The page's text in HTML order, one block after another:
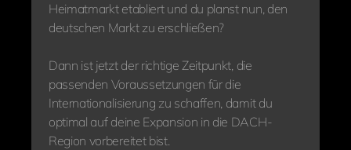
Heimatmarkt etabliert und du planst nun, den
deutschen Markt zu erschließen?
Dann ist jetzt der richtige Zeitpunkt, die
passenden Voraussetzungen für die
Internationalisierung zu schaffen, damit du
optimal auf deine Expansion in die DACH-
Region vorbereitet bist.